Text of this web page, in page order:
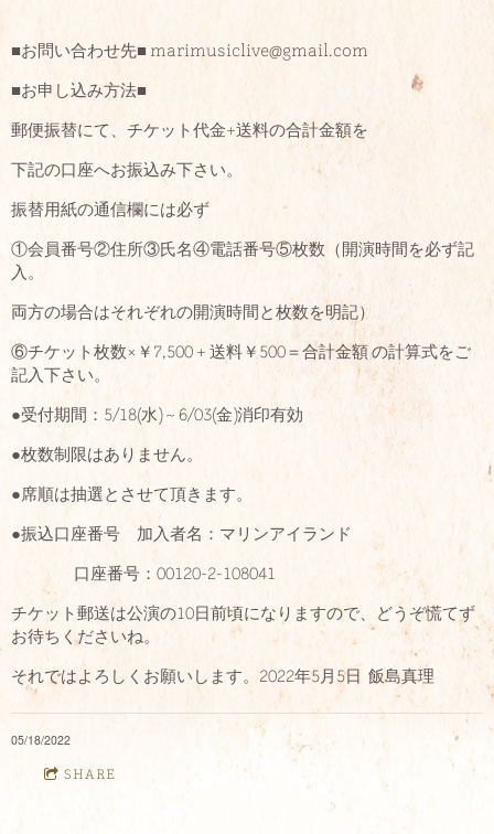
■お問い合わせ先■ marimusiclive@gmail.com
■お申し込み方法■
郵便振替にて、チケット代金+送料の合計金額を
下記の口座へお振込み下さい。
振替用紙の通信欄には必ず
①会員番号②住所③氏名④電話番号⑤枚数（開演時間を必ず記
入。
両方の場合はそれぞれの開演時間と枚数を明記）
⑥チケット枚数×￥7,500 + 送料￥500＝合計金額 の計算式をご
記入下さい。
●受付期間：5/18(水) ~ 6/03(金)消印有効
●枚数制限はありません。
●席順は抽選とさせて頂きます。
●振込口座番号 加入者名：マリンアイランド
口座番号：00120-2-108041
チケット郵送は公演の10日前頃になりますので、どうぞ慌てず
お待ちくださいね。
それではよろしくお願いします。2022年5月5日 飯島真理
05/18/2022
SHARE